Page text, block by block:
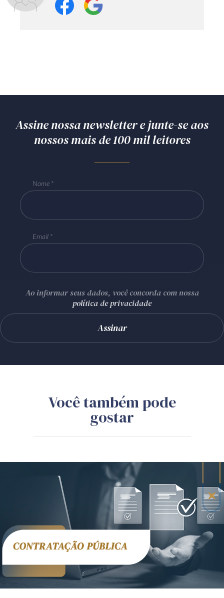
Assine nossa newsletter e junte-se aos
nossos mais de 100 mil leitores
Nome
Email
Ao informar seus dados, você concorda com nossa
política de privacidade
Você também pode
gostar